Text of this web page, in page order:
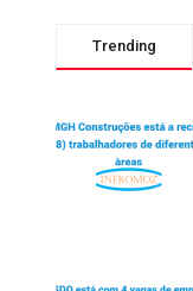
Trending